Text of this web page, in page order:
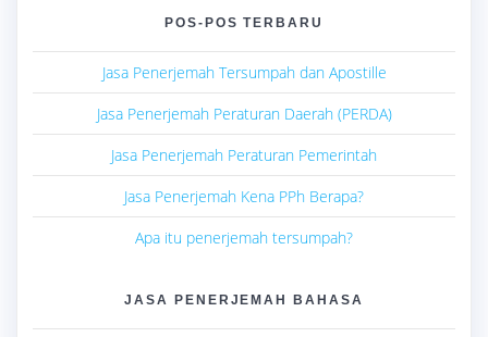
POS-POS TERBARU
Jasa Penerjemah Tersumpah dan Apostille
Jasa Penerjemah Peraturan Daerah (PERDA)
Jasa Penerjemah Peraturan Pemerintah
Jasa Penerjemah Kena PPh Berapa?
Apa itu penerjemah tersumpah?
JASA PENERJEMAH BAHASA